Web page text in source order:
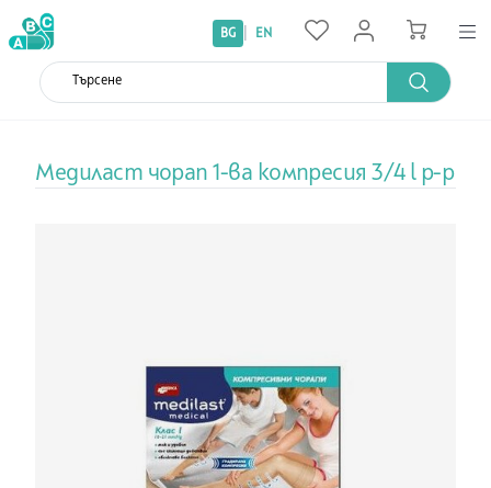
BG EN
Медиласт чорап 1-ва компресия 3/4 l р-р